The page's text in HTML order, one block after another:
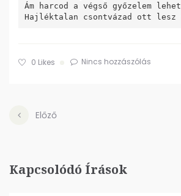
Ám harcod a végső győzelem lehet
0 Likes Nincs hozzászólás
Előző
Kapcsolódó Írások